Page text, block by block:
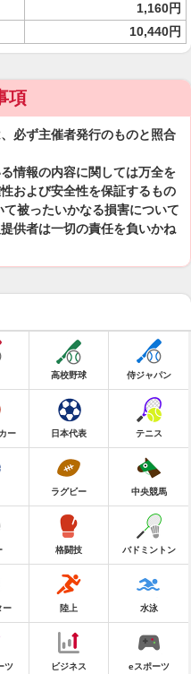
1,160円
10,440円
項
必ず主催者発行のものと照合
情報の内容に関しては万全を
および安全性を保証するもの
被ったいかなる損害について
供者は一切の責任を負いかね
高校野球 侍ジャパン
ー 日本代表 テニス
ラグビー 中央競馬
格闘技 バドミントン
ー 陸上 水泳
ツ ビジネス eスポーツ